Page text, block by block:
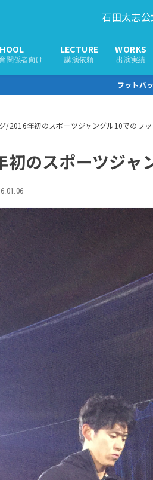
石田太志
関係者向け
LECTURE
講演依頼
WORKS
出演実績
フットバ
2016年初のスポーツジャングル10でのフ
のスポーツジャ